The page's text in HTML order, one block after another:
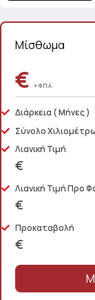
Μίσθωμα
€ + Φ.Π.Α.
Διάρκεια ( Μήνες )
Σύνολο
Λιανική Τιμή
€
Λιανική Τιμή Προ
€
Προκαταβολή
€